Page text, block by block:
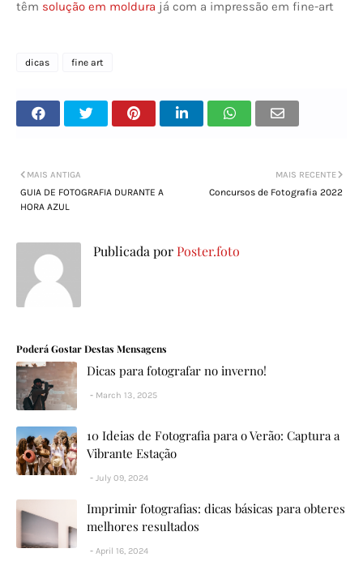
têm solução em moldura já com a impressão em fine-art
dicas fine art
MAIS RECENTE
Concursos de Fotografia 2022
MAIS ANTIGA
GUIA DE FOTOGRAFIA DURANTE A
HORA AZUL
Publicada por Poster.foto
Poderá Gostar Destas Mensagens
Dicas para fotografar no inverno!
March 13, 2025
10 Ideias de Fotografia para o Verão: Captura a
Vibrante Estação
July 09, 2024
Imprimir fotografias: dicas básicas para obteres
melhores resultados
April 16, 2024